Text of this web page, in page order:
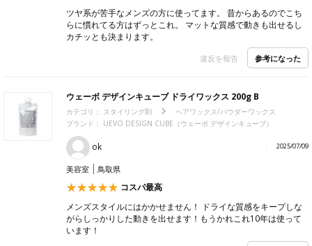
ツヤ系が苦手なメンズの方に使ってます。 昔からあるのでこち
らに慣れてる方はずっとこれ。 マットな質感で動きも出せるし
カチッとも決まります。
違反を報告 参考になった
ウェーボ デザインキューブ ドライワックス 200g B
カテゴリ： スタイリング剤
ヘアワックス/パウダーワックス
ブランド： UEVO DESIGN CUBE（ウェーボ デザインキューブ）
ok 2025/07/09
美容室 鳥取県
コスパ最高
メンズスタイルにはかかせません！ ドライな質感をキープしな
がらしっかりした動きを出せます！もうかれこれ10年は使って
います！